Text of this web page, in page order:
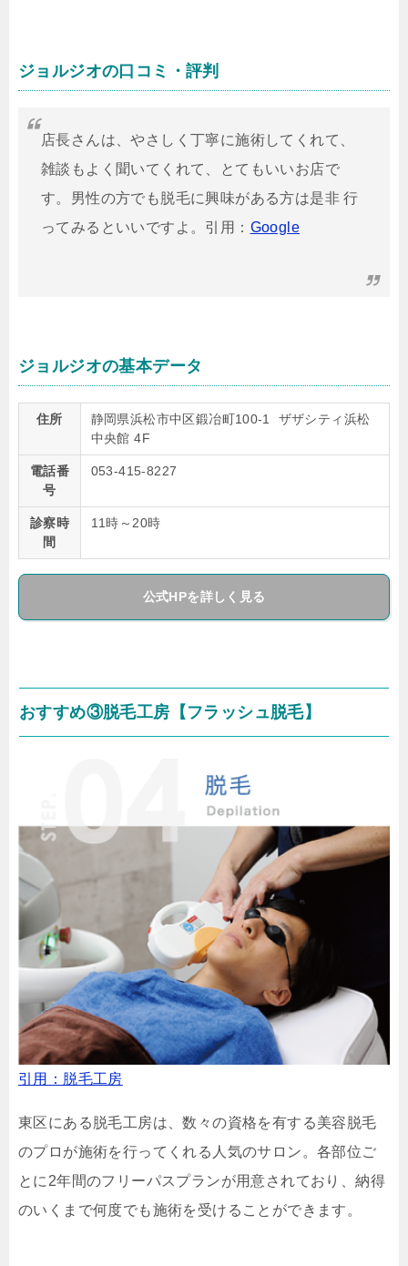
ジョルジオの口コミ・評判
店長さんは、やさしく丁寧に施術してくれて、
雑談もよく聞いてくれて、とてもいいお店で
す。男性の方でも脱毛に興味がある方は是非 行
ってみるといいですよ。引用： Google
ジョルジオの基本データ
住所
静岡県浜松市中区鍛冶町100-1 ザザシティ浜松
中央館 4F
電話番
号
053-415-8227
診察時
間
11時～20時
公式HPを詳しく見る
おすすめ③脱毛工房【フラッシュ脱毛】
引用：脱毛工房
東区にある脱毛工房は、数々の資格を有する美容脱毛
のプロが施術を行ってくれる人気のサロン。各部位ご
とに2年間のフリーパスプランが用意されており、納得
のいくまで何度でも施術を受けることができます。